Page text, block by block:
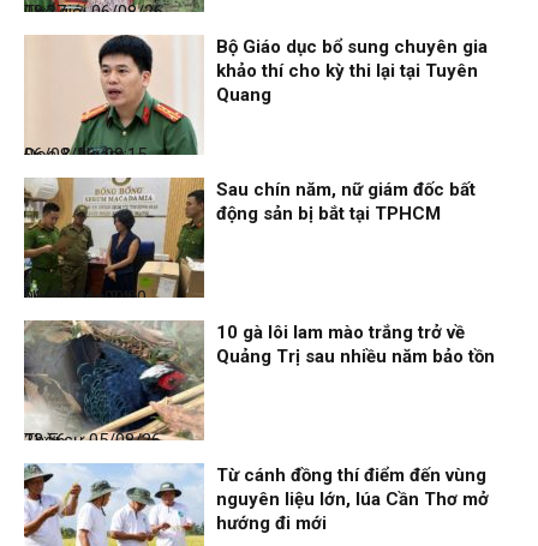
Thế giới
06/08/26, 08:27
Đọc & Ngẫm
06/08/26, 08:15
Bộ Giáo dục bổ sung chuyên gia
khảo thí cho kỳ thi lại tại Tuyên
Quang
Nhịp sống 24h
06/08/26, 00:00
Sau chín năm, nữ giám đốc bất
động sản bị bắt tại TPHCM
Thời sự
05/08/26, 23:56
10 gà lôi lam mào trắng trở về
Quảng Trị sau nhiều năm bảo tồn
Từ cánh đồng thí điểm đến vùng
nguyên liệu lớn, lúa Cần Thơ mở
hướng đi mới